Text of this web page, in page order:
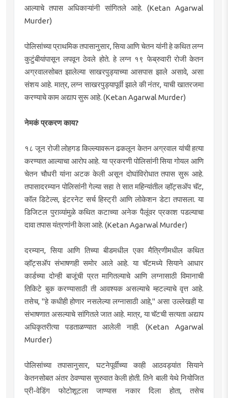
आल्याचे तपास अधिकाऱ्यांनी सांगितले आहे. (Ketan Agarwal
Murder)
पोलिसांच्या प्राथमिक तपासानुसार, सिया आणि चेतन यांनी हे कथित लग्न
कुटुंबीयांपासून लपवून ठेवले होते. हे लग्न १९ फेब्रुवारी रोजी केतन
अग्रवालसोबत झालेल्या साखरपुड्याच्या आसपास झाले असावे, असा
संशय आहे. मात्र, लग्न साखरपुड्यापूर्वी झाले की नंतर, याची खातरजमा
करण्याचे काम अद्याप सुरू आहे. (Ketan Agarwal Murder)
नेमकं प्रकरण काय?
१८ जून रोजी लोहगड किल्ल्यावरून ढकलून केतन अग्रवाल यांची हत्या
करण्यात आल्याचा आरोप आहे. या प्रकरणी पोलिसांनी सिया गोयल आणि
चेतन चौधरी यांना अटक केली असून दोघांविरोधात तपास सुरू आहे.
तपासादरम्यान पोलिसांनी गेल्या सहा ते सात महिन्यांतील व्हॉट्सॲप चॅट,
कॉल डिटेल्स, इंटरनेट सर्च हिस्ट्री आणि लोकेशन डेटा तपासला. या
डिजिटल पुराव्यांमुळे कथित कटाच्या अनेक पैलूंवर प्रकाश पडल्याचा
दावा तपास यंत्रणांनी केला आहे. (Ketan Agarwal Murder)
दरम्यान, सिया आणि तिच्या बीडमधील एका मैत्रिणीमधील कथित
व्हॉट्सॲप संभाषणही समोर आले आहे. या चॅटमध्ये सियाने आधार
कार्डच्या दोन्ही बाजूंची प्रत मागितल्याचे आणि लग्नासाठी विमानाची
तिकिटे बुक करण्यासाठी ती आवश्यक असल्याचे म्हटल्याचे वृत्त आहे.
तसेच, "हे कधीही होणार नसलेल्या लग्नासाठी आहे," असा उल्लेखही या
संभाषणात असल्याचे सांगितले जात आहे. मात्र, या चॅटची सत्यता अद्याप
अधिकृतरीत्या पडताळण्यात आलेली नाही. (Ketan Agarwal
Murder)
पोलिसांच्या तपासानुसार, घटनेपूर्वीच्या काही आठवड्यांत सियाने
केतनसोबत अंतर ठेवण्यास सुरुवात केली होती. तिने बाली येथे नियोजित
प्री-वेडिंग फोटोशूटला जाण्यास नकार दिला होता, तसेच